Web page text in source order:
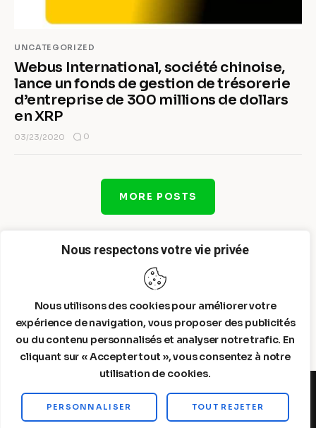
Nous respectons votre vie privée
Nous utilisons des cookies pour améliorer votre
expérience de navigation, vous proposer des publicités
ou du contenu personnalisés et analyser notre trafic. En
cliquant sur « Accepter tout », vous consentez à notre
utilisation de cookies.
PERSONNALISER TOUT REJETER
UNCATEGORIZED
Webus International, société chinoise,
lance un fonds de gestion de trésorerie
d’entreprise de 300 millions de dollars
en XRP
03/23/2020 0
MORE POSTS